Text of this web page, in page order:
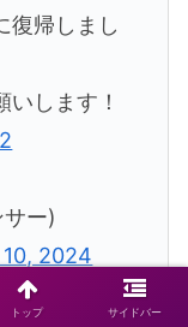
復帰しまし
します！
ー)
2024
トップ サイドバー